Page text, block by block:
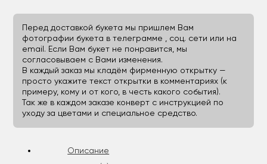
Перед доставкой букета мы пришлем Вам
фотографии букета в телеграмме , соц. сети или на
email. Если Вам букет не понравится, мы
согласовываем с Вами изменения.
В каждый заказ мы кладём фирменную открытку —
просто укажите текст открытки в комментариях (к
примеру, кому и от кого, в честь какого события).
Так же в каждом заказе конверт с инструкцией по
уходу за цветами и специальное средство.
Описание